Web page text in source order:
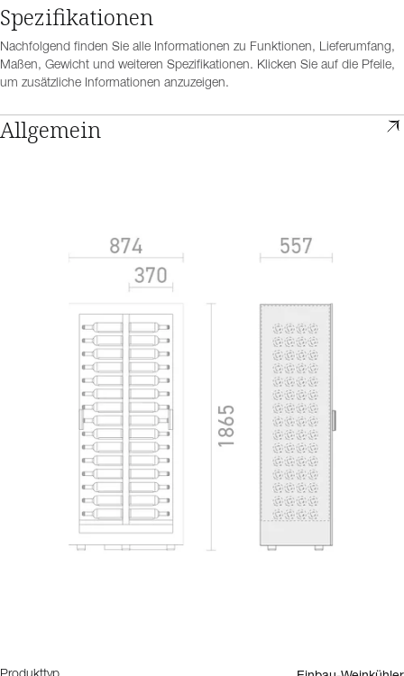
Spezifikationen
Nachfolgend finden Sie alle Informationen zu Funktionen, Lieferumfang,
Maßen, Gewicht und weiteren Spezifikationen. Klicken Sie auf die Pfeile,
um zusätzliche Informationen anzuzeigen.
Allgemein